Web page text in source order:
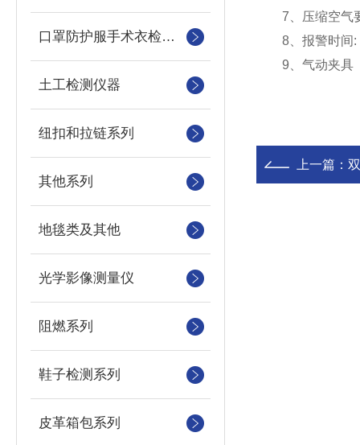
口罩防护服手术衣检测设备
土工检测仪器
纽扣和拉链系列
其他系列
地毯类及其他
光学影像测量仪
阻燃系列
鞋子检测系列
皮革箱包系列
7、压缩空气要
8、报警时间:
9、气动夹具
上一篇：